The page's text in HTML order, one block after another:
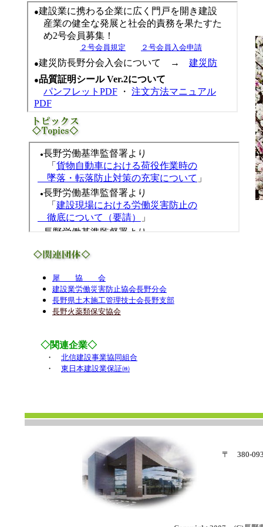
犀 協 会
建設業労働災害防止協会長野分会
長野県土木施工管理技士会長野支部
長野火薬類保安協会
◇関連企業◇
・ 北信建設事業協同組合
・ 東日本建設業保証㈱
〒 380-